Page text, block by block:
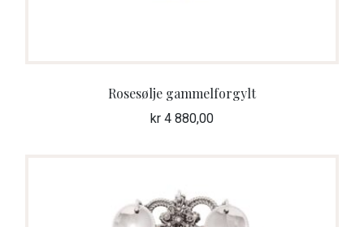
Rosesølje gammelforgylt
kr 4 880,00